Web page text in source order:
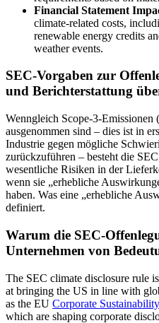
Financial Statement
climate-related costs,
renewable energy credits
weather events.
SEC-Vorgaben zur
und Berichterstattung
Wenngleich Scope-3-
ausgenommen sind – dies ist in
Industrie gegen mögliche
zurückzuführen – besteht die
wesentliche Risiken in der
wenn sie „erhebliche
haben. Was eine „erhebliche
definiert.
Warum die SEC-
Unternehmen von
The SEC climate disclosure rule
at bringing the US in line with
as the EU Corporate
which are shaping corporate